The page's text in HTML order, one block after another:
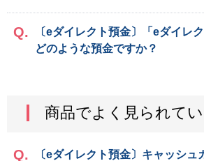
〔eダイレクト預金〕「eダイレ
どのような預金ですか？
商品でよく見られて
〔eダイレクト預金〕キャッシ